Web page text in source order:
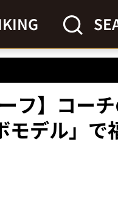
フ】コー
モデル」で